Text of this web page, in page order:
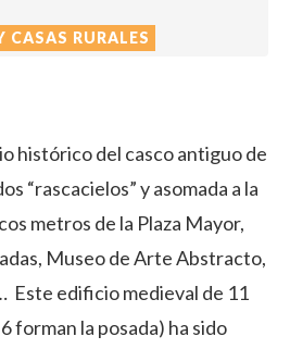
CASAS RURALES
histórico del casco antiguo de
“rascacielos” y asomada a la
metros de la Plaza Mayor,
Museo de Arte Abstracto,
Este edificio medieval de 11
forman la posada) ha sido